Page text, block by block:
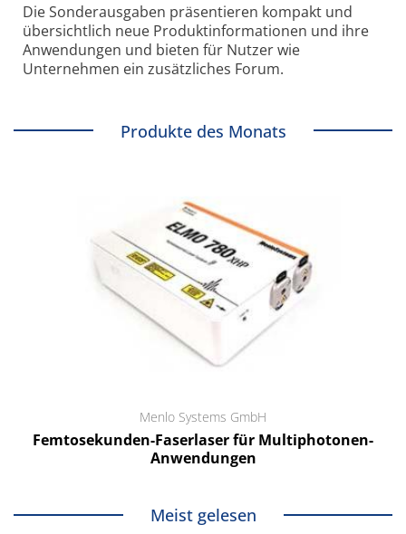
Die Sonder­ausgaben präsentieren kompakt und
übersichtlich neue Produkt­informationen und ihre
Anwendungen und bieten für Nutzer wie
Unternehmen ein zusätzliches Forum.
Produkte des Monats
Menlo Systems GmbH
Femtosekunden-Faserlaser für Multiphotonen-
Anwendungen
Meist gelesen